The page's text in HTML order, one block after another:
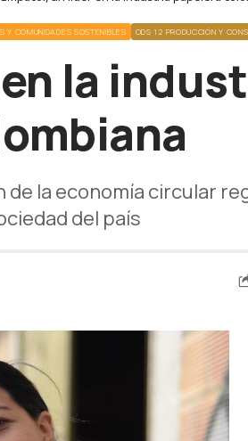
Y COMUNIDADES SOSTENIBLES ODS 12 PRODUCCIÓN Y
la
la economía circular
del país